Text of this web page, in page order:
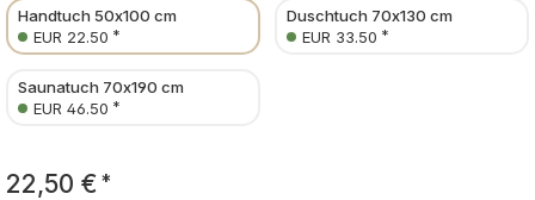
Handtuch 50x100 cm
EUR 22.50 *
Duschtuch 70x130 cm
EUR 33.50 *
Saunatuch 70x190 cm
EUR 46.50 *
22,50 € *